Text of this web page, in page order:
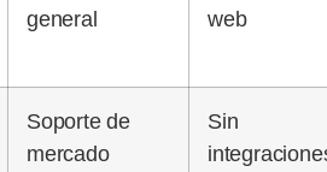
general
web
Soporte de
mercado
Sin